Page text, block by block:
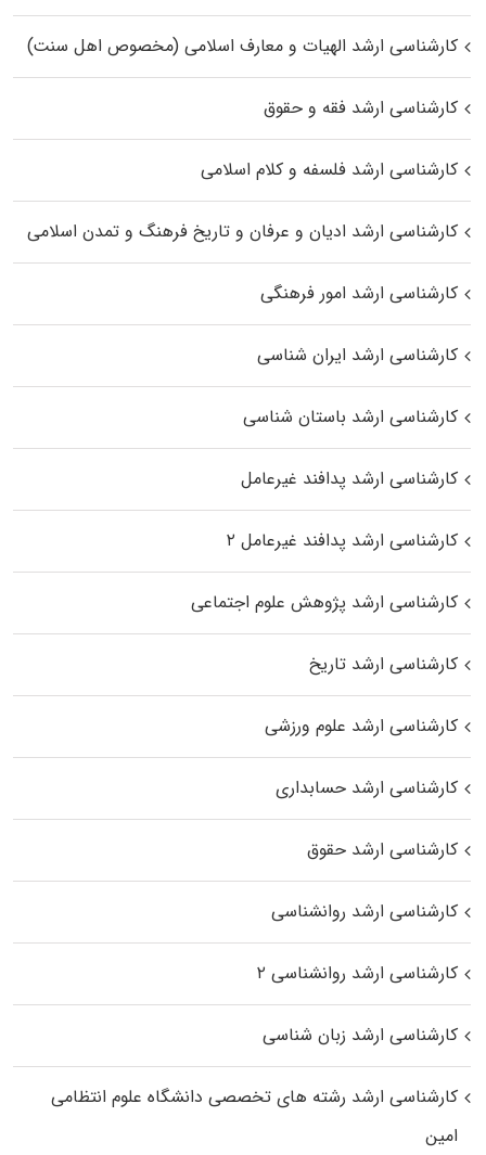
کارشناسی ارشد الهیات و معارف اسلامی (مخصوص اهل سنت)
کارشناسی ارشد فقه و حقوق
کارشناسی ارشد فلسفه و کلام اسلامی
کارشناسی ارشد ادیان و عرفان و تاریخ فرهنگ و تمدن اسلامی
کارشناسی ارشد امور فرهنگی
کارشناسی ارشد ایران شناسی
کارشناسی ارشد باستان شناسی
کارشناسی ارشد پدافند غیرعامل
کارشناسی ارشد پدافند غیرعامل ۲
کارشناسی ارشد پژوهش علوم اجتماعی
کارشناسی ارشد تاریخ
کارشناسی ارشد علوم ورزشی
کارشناسی ارشد حسابداری
کارشناسی ارشد حقوق
کارشناسی ارشد روانشناسی
کارشناسی ارشد روانشناسی ۲
کارشناسی ارشد زبان شناسی
کارشناسی ارشد رﺷﺘﻪ ﻫﺎی تخصصی داﻧﺸﮕﺎه ﻋﻠﻮم انتظامی
اﻣﻴﻦ